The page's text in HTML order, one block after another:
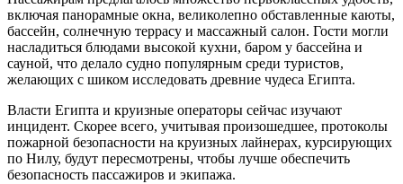
включая панорамные окна, великолепно обставленные каюты,
бассейн, солнечную террасу и массажный салон. Гости могли
насладиться блюдами высокой кухни, баром у бассейна и
сауной, что делало судно популярным среди туристов,
желающих с шиком исследовать древние чудеса Египта.
Власти Египта и круизные операторы сейчас изучают
инцидент. Скорее всего, учитывая произошедшее, протоколы
пожарной безопасности на круизных лайнерах, курсирующих
по Нилу, будут пересмотрены, чтобы лучше обеспечить
безопасность пассажиров и экипажа.